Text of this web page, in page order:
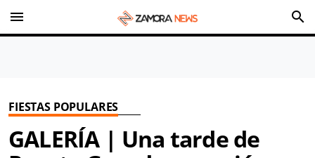
menu search
FIESTAS POPULARES
GALERÍA | Una tarde de